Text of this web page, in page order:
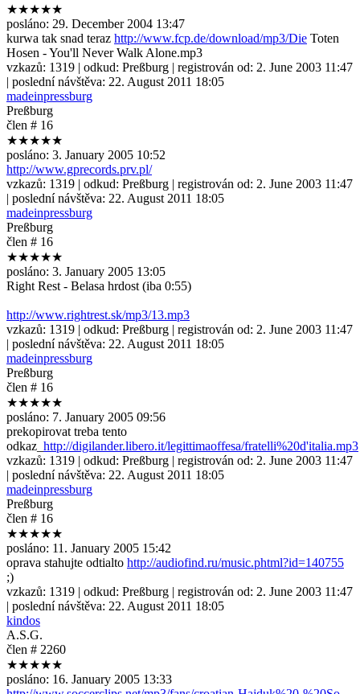
★★★★★
posláno: 29. December 2004 13:47
kurwa tak snad teraz http://www.fcp.de/download/mp3/Die Toten
Hosen - You'll Never Walk Alone.mp3
vzkazů: 1319 | odkud: Preßburg | registrován od: 2. June 2003 11:47
| poslední návštěva: 22. August 2011 18:05
madeinpressburg
Preßburg
člen # 16
★★★★★
posláno: 3. January 2005 10:52
http://www.gprecords.prv.pl/
vzkazů: 1319 | odkud: Preßburg | registrován od: 2. June 2003 11:47
| poslední návštěva: 22. August 2011 18:05
madeinpressburg
Preßburg
člen # 16
★★★★★
posláno: 3. January 2005 13:05
Right Rest - Belasa hrdost (iba 0:55)
http://www.rightrest.sk/mp3/13.mp3
vzkazů: 1319 | odkud: Preßburg | registrován od: 2. June 2003 11:47
| poslední návštěva: 22. August 2011 18:05
madeinpressburg
Preßburg
člen # 16
★★★★★
posláno: 7. January 2005 09:56
prekopirovat treba tento
odkaz_ http://digilander.libero.it/legittimaoffesa/fratelli%20d'italia.mp3
vzkazů: 1319 | odkud: Preßburg | registrován od: 2. June 2003 11:47
| poslední návštěva: 22. August 2011 18:05
madeinpressburg
Preßburg
člen # 16
★★★★★
posláno: 11. January 2005 15:42
oprava stahujte odtialto http://audiofind.ru/music.phtml?id=140755
;)
vzkazů: 1319 | odkud: Preßburg | registrován od: 2. June 2003 11:47
| poslední návštěva: 22. August 2011 18:05
kindos
A.S.G.
člen # 2260
★★★★★
posláno: 16. January 2005 13:33